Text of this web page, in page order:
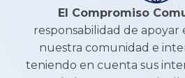
El Compromiso
responsabilidad de
nuestra comunidad e
teniendo en cuenta sus